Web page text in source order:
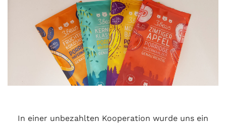
In einer unbezahlten Kooperation wurde uns ein